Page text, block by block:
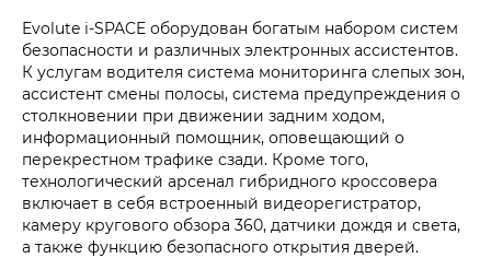
Evolute i‑SPACE оборудован богатым набором систем
безопасности и различных электронных ассистентов.
К услугам водителя система мониторинга слепых зон,
ассистент смены полосы, система предупреждения о
столкновении при движении задним ходом,
информационный помощник, оповещающий о
перекрестном трафике сзади. Кроме того,
технологический арсенал гибридного кроссовера
включает в себя встроенный видеорегистратор,
камеру кругового обзора 360, датчики дождя и света,
а также функцию безопасного открытия дверей.